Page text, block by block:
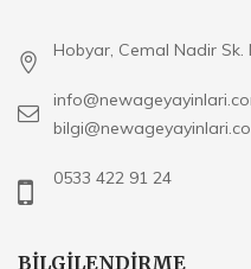
Hobyar, Cemal Nadir
0533 422 91 24
BILGILENDIRME